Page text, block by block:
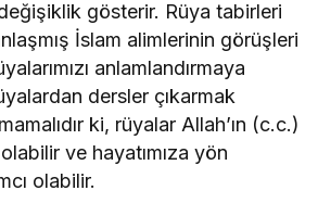
gösterir. Rüya tabirleri
İslam alimlerinin görüşleri
anlamlandırmaya
dersler çıkarmak
ki, rüyalar Allah’ın (c.c.)
ve hayatımıza yön
olabilir.